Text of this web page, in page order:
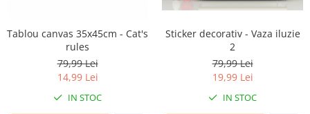
Tablou canvas 35x45cm - Cat's
rules
79,99 Lei
14,99 Lei
IN STOC
Sticker decorativ - Vaza iluzie
2
79,99 Lei
19,99 Lei
IN STOC